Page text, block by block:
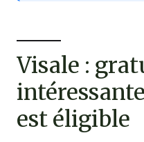
Visale :
est éligible